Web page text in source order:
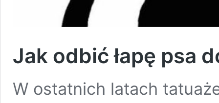
Jak odbić łapę psa
W ostatnich latach